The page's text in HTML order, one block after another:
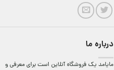
درباره ما
مایامد يک فروشگاه آنلاين است برای معرفی و